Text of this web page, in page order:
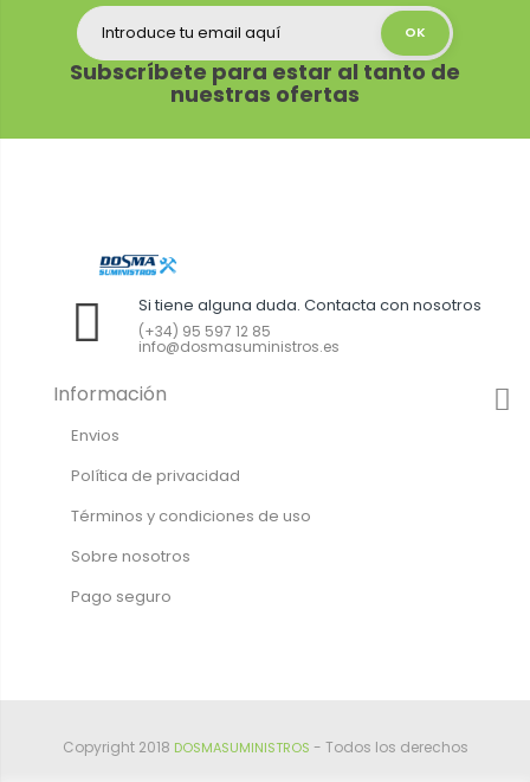
Subscríbete para estar al tanto de
nuestras ofertas
Si tiene alguna duda. Contacta con nosotros
(+34) 95 597 12 85
info@dosmasuministros.es
Información
Envios
Política de privacidad
Términos y condiciones de uso
Sobre nosotros
Pago seguro
Copyright 2018 DOSMASUMINISTROS - Todos los derechos